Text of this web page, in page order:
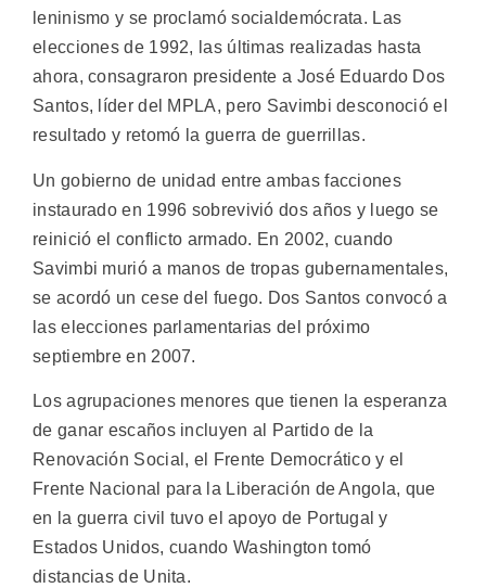
leninismo y se proclamó socialdemócrata. Las
elecciones de 1992, las últimas realizadas hasta
ahora, consagraron presidente a José Eduardo Dos
Santos, líder del MPLA, pero Savimbi desconoció el
resultado y retomó la guerra de guerrillas.
Un gobierno de unidad entre ambas facciones
instaurado en 1996 sobrevivió dos años y luego se
reinició el conflicto armado. En 2002, cuando
Savimbi murió a manos de tropas gubernamentales,
se acordó un cese del fuego. Dos Santos convocó a
las elecciones parlamentarias del próximo
septiembre en 2007.
Los agrupaciones menores que tienen la esperanza
de ganar escaños incluyen al Partido de la
Renovación Social, el Frente Democrático y el
Frente Nacional para la Liberación de Angola, que
en la guerra civil tuvo el apoyo de Portugal y
Estados Unidos, cuando Washington tomó
distancias de Unita.